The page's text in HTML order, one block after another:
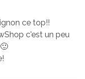
ce top!!
c'est un peu